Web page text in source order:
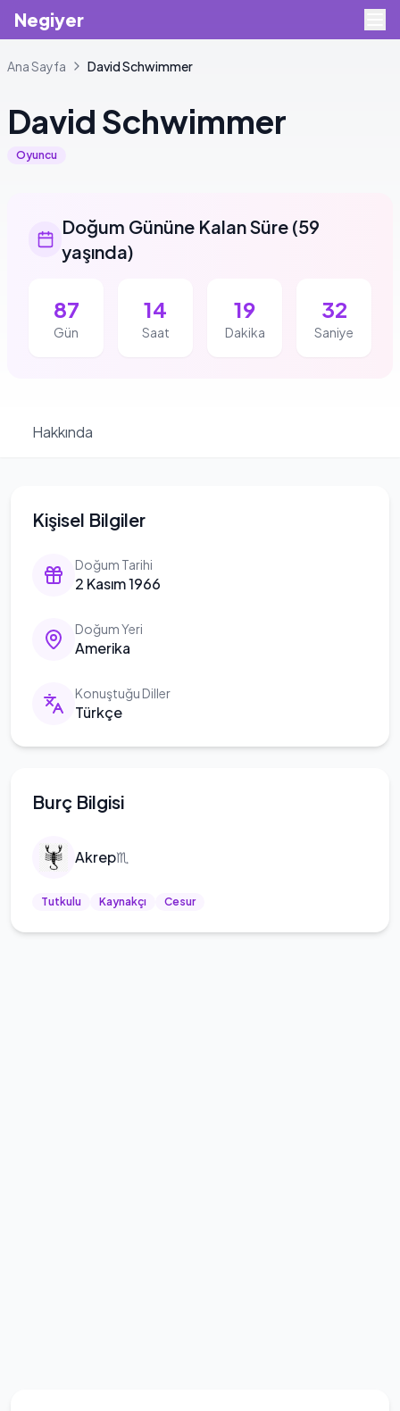
Negiyer
Ana Sayfa DavidSchwimmer
David Schwimmer
Oyuncu
Doğum Gününe Kalan Süre (59
yaşında)
87
Gün
14
Saat
19
Dakika
31
Saniye
Hakkında
Kişisel Bilgiler
Doğum Tarihi
2 Kasım 1966
Doğum Yeri
Amerika
Konuştuğu Diller
Türkçe
Burç Bilgisi
Akrep♏
Tutkulu Kaynakçı Cesur